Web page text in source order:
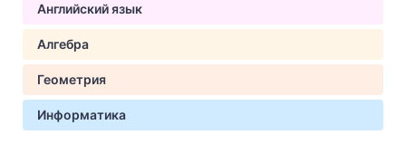
Английский язык
Алгебра
Геометрия
Информатика